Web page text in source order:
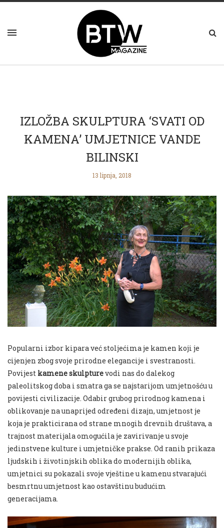
IZLOŽBA SKULPTURA ‘SVATI OD
KAMENA’ UMJETNICE VANDE
BILINSKI
13 lipnja, 2018
Popularni izbor kipara već stoljećima je kamen koji je
cijenjen zbog svoje prirodne elegancije i svestranosti.
Povijest kamene skulpturevodi nas do dalekog
paleolitskog doba i smatra ga se najstarijom umjetnošću u
povijesti civilizacije. Odabir grubog prirodnog kamena i
oblikovanje na unaprijed određeni dizajn, umjetnost je
koja je prakticirana od strane mnogih drevnih društava, a
trajnost materijala omogućila je zavirivanje u svoje
jedinstvene kulture i umjetničke prakse. Od ranih prikaza
ljudskih i životinjskih oblika do modernijih oblika,
umjetnici su pokazali svoje vještine u kamenu stvarajući
besmrtnu umjetnost kao ostavštinu budućim
generacijama.